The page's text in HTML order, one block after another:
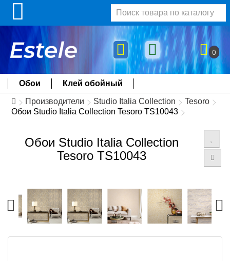
0
Обои Клей обойный
Производители Studio Italia Collection
Tesoro
Обои Studio Italia Collection Tesoro TS10043
Обои Studio Italia Collection
Tesoro TS10043